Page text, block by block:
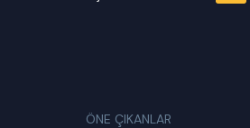
ÖNE ÇIKANLAR